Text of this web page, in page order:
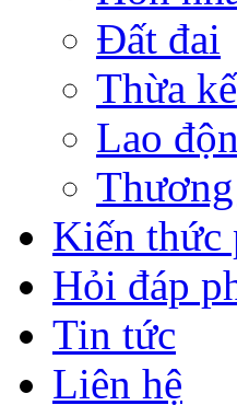
Đất đai
Thừa
Lao
Kiến thức
Hỏi đáp
Tin tức
Liên hệ